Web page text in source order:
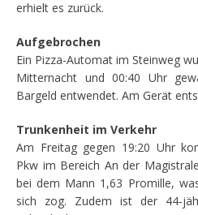
erhielt es zurück.
Aufgebrochen
Ein Pizza-Automat im Steinweg
Mitternacht und 00:40 Uhr
Bargeld entwendet. Am Gerät
Trunkenheit im Verkehr
Am Freitag gegen 19:20 Uhr
Pkw im Bereich An der
bei dem Mann 1,63 Promille,
sich zog. Zudem ist der 44-